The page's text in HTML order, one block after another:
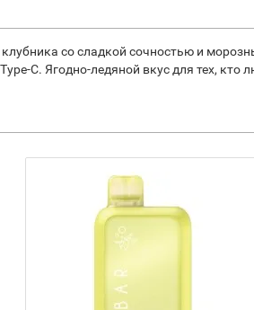
клубника со сладкой сочностью и
C. Ягодно-ледяной вкус для тех,